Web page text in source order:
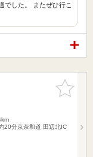
でした。 またぜひ行こ
お気に入
りに追加
20分京奈和道 田辺北IC